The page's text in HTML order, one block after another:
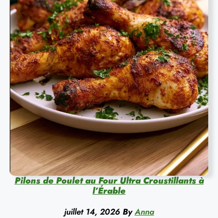
Pilons de Poulet au Four Ultra Croustillants à
l’Érable
juillet 14, 2026 By Anna